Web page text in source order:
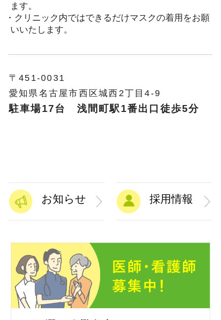
ます。
・クリニック内ではできるだけマスクの着用をお願
いいたします。
〒451-0031
愛知県名古屋市西区城西2丁目4-9
駐車場17台 浅間町駅1番出口徒歩5分
お知らせ 採用情報